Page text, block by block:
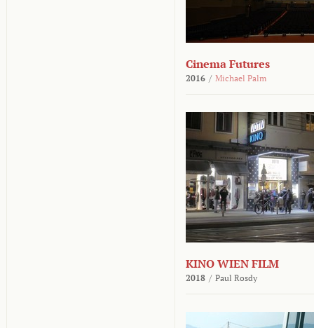
Cinema Futures
2016 / Michael Palm
KINO WIEN FILM
2018 / Paul Rosdy